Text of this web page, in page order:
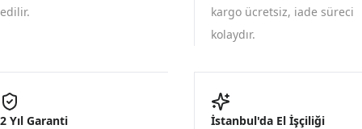
edilir.
kargo ücretsiz, iade süreci
kolaydır.
2 Yıl Garanti
İstanbul'da El İşçiliği